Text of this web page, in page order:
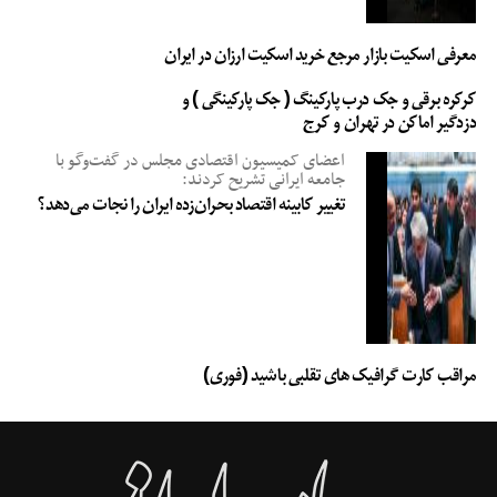
معرفی اسکیت بازار مرجع خرید اسکیت ارزان در ایران
کرکره برقی و جک درب پارکینگ ( جک پارکینگی ) و
دزدگیر اماکن در تهران و کرج
اعضای کمیسیون اقتصادی مجلس در گفت‌وگو با
جامعه ایرانی تشریح کردند:
تغییر کابینه اقتصاد بحران‌زده ایران را نجات می‌دهد؟
مراقب کارت گرافیک های تقلبی باشید (فوری)